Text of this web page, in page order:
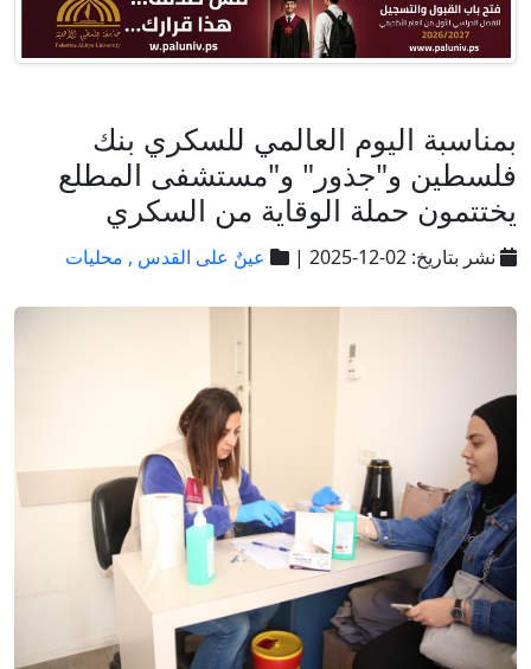
بمناسبة اليوم العالمي للسكري بنك
فلسطين و"جذور" و"مستشفى المطلع
يختتمون حملة الوقاية من السكري
نشر بتاريخ: 02-12-2025 | عينٌ على القدس , محليات